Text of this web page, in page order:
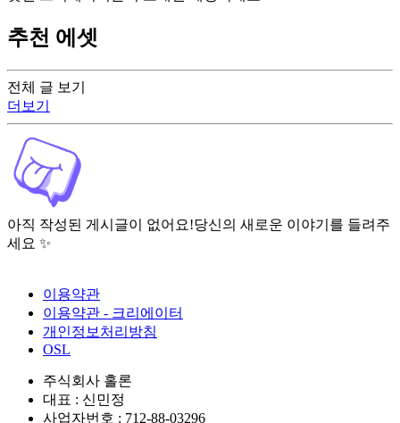
전체 글 보기
더보기
아직 작성된 게시글이 없어요!당신의 새로운 이야기를 들려주
세요 ✨
추천 에셋
이용약관
이용약관 - 크리에이터
개인정보처리방침
OSL
주식회사 홀론
대표 : 신민정
사업자번호 : 712-88-03296